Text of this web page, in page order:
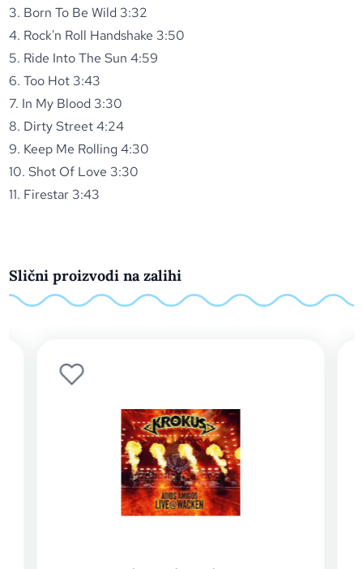
3. Born To Be Wild 3:32
4. Rock'n Roll Handshake 3:50
5. Ride Into The Sun 4:59
6. Too Hot 3:43
7. In My Blood 3:30
8. Dirty Street 4:24
9. Keep Me Rolling 4:30
10. Shot Of Love 3:30
11. Firestar 3:43
Slični proizvodi na zalihi